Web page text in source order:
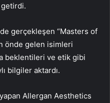
getirdi.
gerçekleşen “Masters of
önde gelen isimleri
beklentileri ve etik gibi
bilgiler aktardı.
yapan Allergan Aesthetics